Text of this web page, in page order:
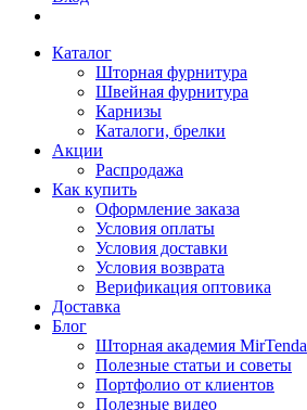
Каталог
Шторная фурнитура
Швейная фурнитура
Карнизы
Каталоги, брелки
Акции
Распродажа
Как купить
Оформление заказа
Условия оплаты
Условия доставки
Условия возврата
Верификация оптовика
Доставка
Блог
Шторная академия MirTenda
Полезные статьи и советы
Портфолио от клиентов
Полезные видео